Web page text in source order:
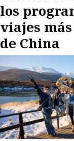
los
viajes
de China